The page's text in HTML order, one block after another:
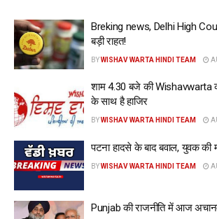
Breking news, Delhi High
बड़ी राहत!
BYWISHAV WARTA HINDI TEAM
शाम 4.30 बजे की Wishavwarta
के साथ है हाजिर
BYWISHAV WARTA HINDI TEAM
पटना हादसे के बाद बवाल, युवक की
BYWISHAV WARTA HINDI TEAM
Punjab की राजनीति में आज